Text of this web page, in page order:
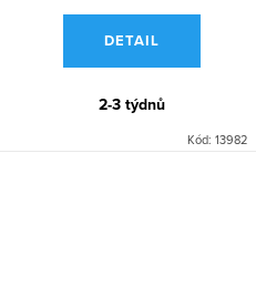
DETAIL
2-3 týdnů
Kód: 13982